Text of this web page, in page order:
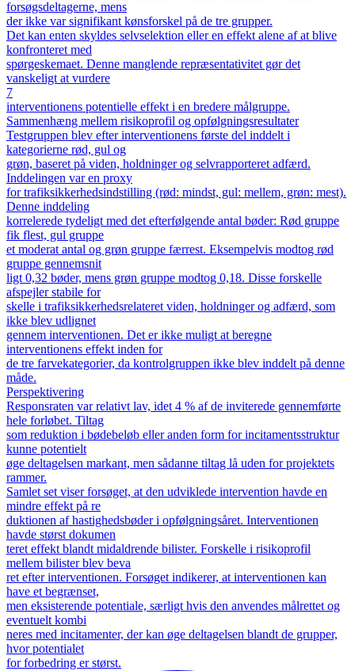
forsøgsdeltagerne, mens
der ikke var signifikant kønsforskel på de tre grupper.
Det kan enten skyldes selvselektion eller en effekt alene af at blive
konfronteret med
spørgeskemaet. Denne manglende repræsentativitet gør det
vanskeligt at vurdere
7
interventionens potentielle effekt i en bredere målgruppe.
Sammenhæng mellem risikoprofil og opfølgningsresultater
Testgruppen blev efter interventionens første del inddelt i
kategorierne rød, gul og
grøn, baseret på viden, holdninger og selvrapporteret adfærd.
Inddelingen var en proxy
for trafiksikkerhedsindstilling (rød: mindst, gul: mellem, grøn: mest).
Denne inddeling
korrelerede tydeligt med det efterfølgende antal bøder: Rød gruppe
fik flest, gul gruppe
et moderat antal og grøn gruppe færrest. Eksempelvis modtog rød
gruppe gennemsnit
ligt 0,32 bøder, mens grøn gruppe modtog 0,18. Disse forskelle
afspejler stabile for
skelle i trafiksikkerhedsrelateret viden, holdninger og adfærd, som
ikke blev udlignet
gennem interventionen. Det er ikke muligt at beregne
interventionens effekt inden for
de tre farvekategorier, da kontrolgruppen ikke blev inddelt på denne
måde.
Perspektivering
Responsraten var relativt lav, idet 4 % af de inviterede gennemførte
hele forløbet. Tiltag
som reduktion i bødebeløb eller anden form for incitamentsstruktur
kunne potentielt
øge deltagelsen markant, men sådanne tiltag lå uden for projektets
rammer.
Samlet set viser forsøget, at den udviklede intervention havde en
mindre effekt på re
duktionen af hastighedsbøder i opfølgningsåret. Interventionen
havde størst dokumen
teret effekt blandt midaldrende bilister. Forskelle i risikoprofil
mellem bilister blev beva
ret efter interventionen. Forsøget indikerer, at interventionen kan
have et begrænset,
men eksisterende potentiale, særligt hvis den anvendes målrettet og
eventuelt kombi
neres med incitamenter, der kan øge deltagelsen blandt de grupper,
hvor potentialet
for forbedring er størst.